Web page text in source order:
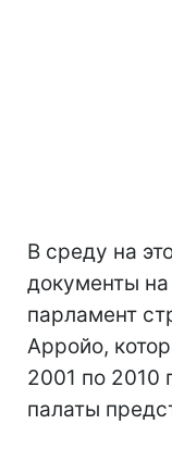
В среду на
документы
парламент
Арройо,
2001 по 2010
палаты